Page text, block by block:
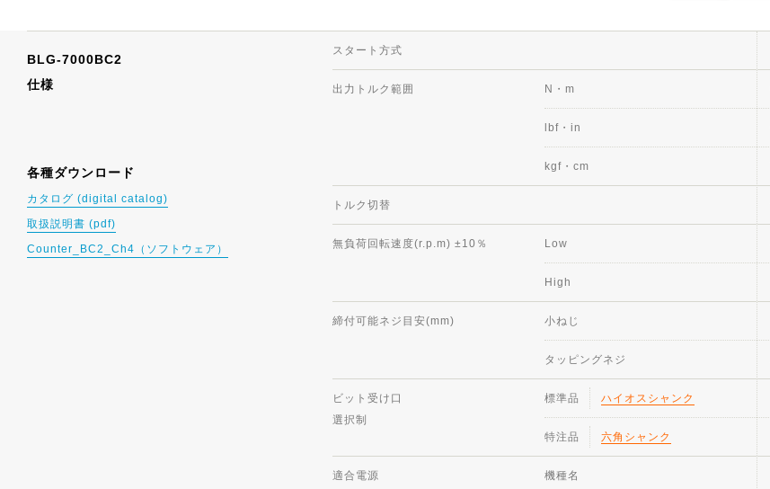
BLG-7000BC2
仕様
各種ダウンロード
カタログ (digital catalog)
取扱説明書 (pdf)
Counter_BC2_Ch4（ソフトウェア）
スタート方式
出力トルク範囲 N・m
lbf・in
kgf・cm
トルク切替
無負荷回転速度(r.p.m) ±10％ Low
High
締付可能ネジ目安(mm) 小ねじ
タッピングネジ
ビット受け口
選択制
標準品 ハイオスシャンク
特注品 六角シャンク
適合電源 機種名